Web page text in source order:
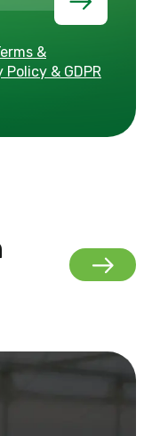
&
& GDPR